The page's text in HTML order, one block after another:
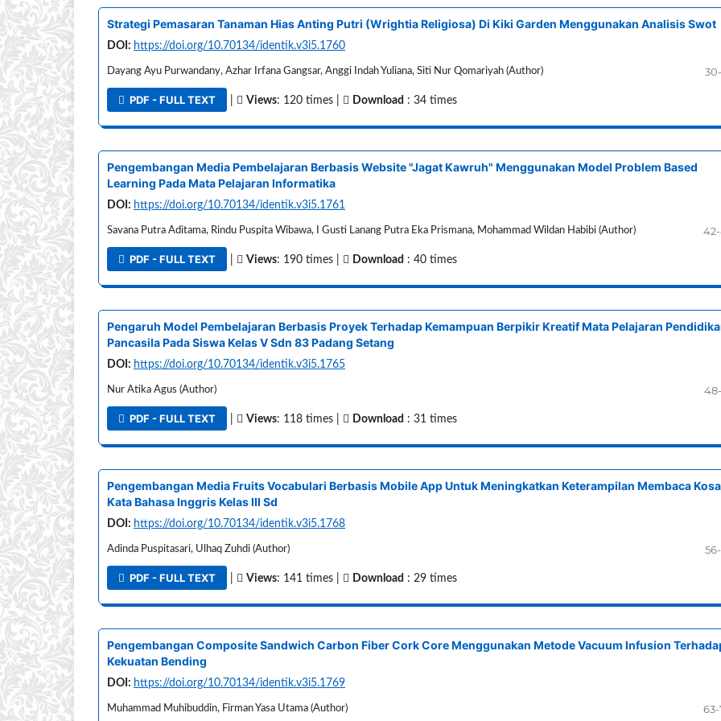
Strategi Pemasaran Tanaman Hias Anting Putri (Wrightia Religiosa) Di Kiki Garden Menggunakan Analisis Swot
DOI: https://doi.org/10.70134/identik.v3i5.1760
Dayang Ayu Purwandany, Azhar Irfana Gangsar, Anggi Indah Yuliana, Siti Nur Qomariyah (Author)
PDF - FULL TEXT Views: 120 times | Download : 34 times
Pengembangan Media Pembelajaran Berbasis Website "Jagat Kawruh" Menggunakan Model Problem Based
Learning Pada Mata Pelajaran Informatika
DOI: https://doi.org/10.70134/identik.v3i5.1761
Savana Putra Aditama, Rindu Puspita Wibawa, I Gusti Lanang Putra Eka Prismana, Mohammad Wildan Habibi (Author)
PDF - FULL TEXT Views: 190 times | Download : 40 times
Pengaruh Model Pembelajaran Berbasis Proyek Terhadap Kemampuan Berpikir Kreatif Mata Pelajaran
Pancasila Pada Siswa Kelas V Sdn 83 Padang Setang
DOI: https://doi.org/10.70134/identik.v3i5.1765
Nur Atika Agus (Author)
PDF - FULL TEXT Views: 118 times | Download : 31 times
Pengembangan Media Fruits Vocabulari Berbasis Mobile App Untuk Meningkatkan Keterampilan Membaca Kosa
Kata Bahasa Inggris Kelas III Sd
DOI: https://doi.org/10.70134/identik.v3i5.1768
Adinda Puspitasari, Ulhaq Zuhdi (Author)
PDF - FULL TEXT Views: 141 times | Download : 29 times
Pengembangan Composite Sandwich Carbon Fiber Cork Core Menggunakan Metode Vacuum Infusion
Kekuatan Bending
DOI: https://doi.org/10.70134/identik.v3i5.1769
Muhammad Muhibuddin, Firman Yasa Utama (Author)